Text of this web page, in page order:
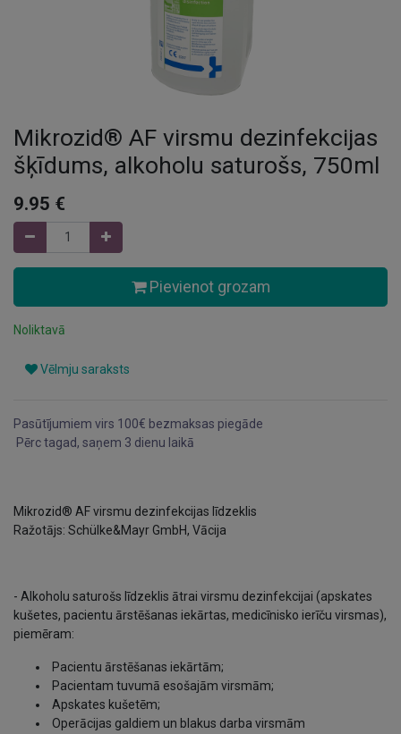
Mikrozid® AF virsmu dezinfekcijas
šķīdums, alkoholu saturošs, 750ml
9.95 €
Pievienot grozam
Noliktavā
Vēlmju saraksts
Pasūtījumiem virs 100€ bezmaksas piegāde
Pērc tagad, saņem 3 dienu laikā
Mikrozid® AF virsmu dezinfekcijas līdzeklis
Ražotājs: Schülke&Mayr GmbH, Vācija
- Alkoholu saturošs līdzeklis ātrai virsmu dezinfekcijai (apskates
kušetes, pacientu ārstēšanas iekārtas, medicīnisko ierīču virsmas),
piemēram:
Pacientu ārstēšanas iekārtām;
Pacientam tuvumā esošajām virsmām;
Apskates kušetēm;
Operācijas galdiem un blakus darba virsmām